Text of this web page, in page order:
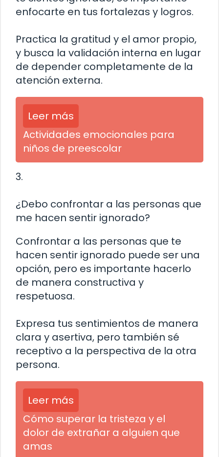
enfocarte en tus fortalezas y logros.
Practica la gratitud y el amor propio,
y busca la validación interna en lugar
de depender completamente de la
atención externa.
Leer más
Actividades emocionales para
niños de preescolar
3.
¿Debo confrontar a las personas que
me hacen sentir ignorado?
Confrontar a las personas que te
hacen sentir ignorado puede ser una
opción, pero es importante hacerlo
de manera constructiva y
respetuosa.
Expresa tus sentimientos de manera
clara y asertiva, pero también sé
receptivo a la perspectiva de la otra
persona.
Leer más
Cómo superar la tristeza y el
dolor de extrañar a alguien que
amas